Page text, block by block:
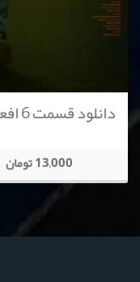
دانلود قسمت 6 افعی تهران با کیفیت 720
13,000 تومان